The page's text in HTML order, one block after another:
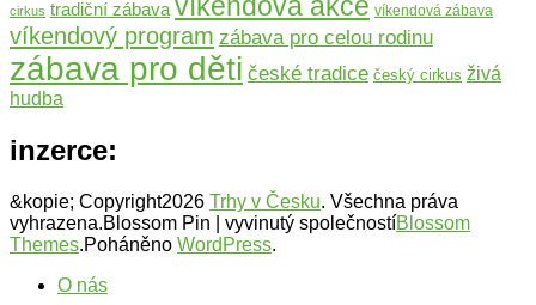
cirkus tradiční zábava víkendová akce víkendová zábava
víkendový program zábava pro celou rodinu
zábava pro děti české tradice český cirkus živá
hudba
inzerce:
&kopie; Copyright2026 Trhy v Česku. Všechna práva
vyhrazena.Blossom Pin | vyvinutý společnostíBlossom
Themes.Poháněno WordPress.
O nás